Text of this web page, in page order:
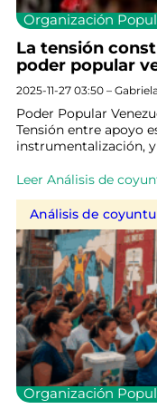
Organización
La tensión
poder popular
2025-11-27 03:50 –
Poder Popular
Tensión entre apoyo
instrumentalización,
Leer Análisis de
Análisis de
Organización